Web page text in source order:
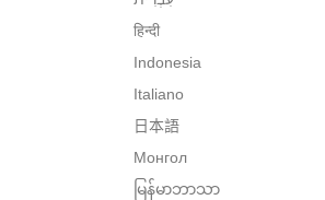
हिन्दी
Indonesia
Italiano
日本語
Монгол
မြန်မာဘာသာ